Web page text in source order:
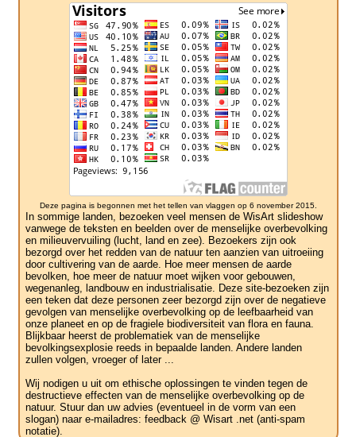
Deze pagina is begonnen met het tellen van vlaggen op 6 november 2015.
In sommige landen, bezoeken veel mensen de WisArt slideshow
vanwege de teksten en beelden over de menselijke overbevolking
en milieuvervuiling (lucht, land en zee). Bezoekers zijn ook
bezorgd over het redden van de natuur ten aanzien van uitroeiing
door cultivering van de aarde. Hoe meer mensen de aarde
bevolken, hoe meer de natuur moet wijken voor gebouwen,
wegenanleg, landbouw en industrialisatie. Deze site-bezoeken zijn
een teken dat deze personen zeer bezorgd zijn over de negatieve
gevolgen van menselijke overbevolking op de leefbaarheid van
onze planeet en op de fragiele biodiversiteit van flora en fauna.
Blijkbaar heerst de problematiek van de menselijke
bevolkingsexplosie reeds in bepaalde landen. Andere landen
zullen volgen, vroeger of later ...
Wij nodigen u uit om ethische oplossingen te vinden tegen de
destructieve effecten van de menselijke overbevolking op de
natuur. Stuur dan uw advies (eventueel in de vorm van een
slogan) naar e-mailadres: feedback @ Wisart .net (anti-spam
notatie).